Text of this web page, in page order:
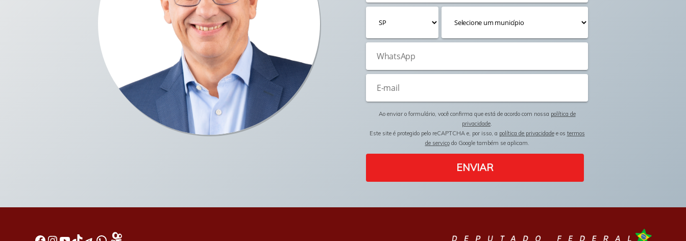
Ao enviar o formulário, você confirma que está de acordo com nossa política de
privacidade
Este site é protegido pelo reCAPTCHA e, por isso, a política de privacidadee os termos
de serviçodo Google também se aplicam.
ENVIAR